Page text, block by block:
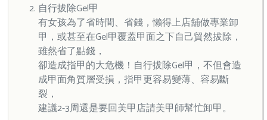
自行拔除Gel甲
有女孩為了省時間、省錢，懶得上店舖做專業卸
甲，或甚至在Gel甲覆蓋甲面之下自己貿然拔除，
雖然省了點錢，
卻造成指甲的大危機！自行拔除Gel甲，不但會造
成甲面角質層受損，指甲更容易變薄、容易斷
裂，
建議2-3周還是要回美甲店請美甲師幫忙卸甲。